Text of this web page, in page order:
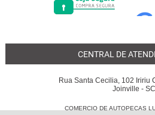
CENTRAL DE
Rua Santa Cecilia, 102 Iririu
Joinville - SC
COMERCIO DE AUTOPECAS